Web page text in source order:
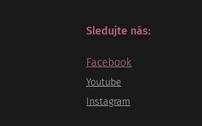
Sledujte nás:
Facebook
Youtube
Instagram